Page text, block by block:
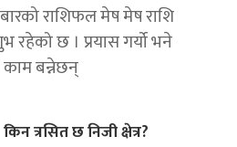
राशिफल मेष मेष राशि
छ । प्रयास गर्यो भने
बन्नेछन्
किन त्रसित छ निजी क्षेत्र?